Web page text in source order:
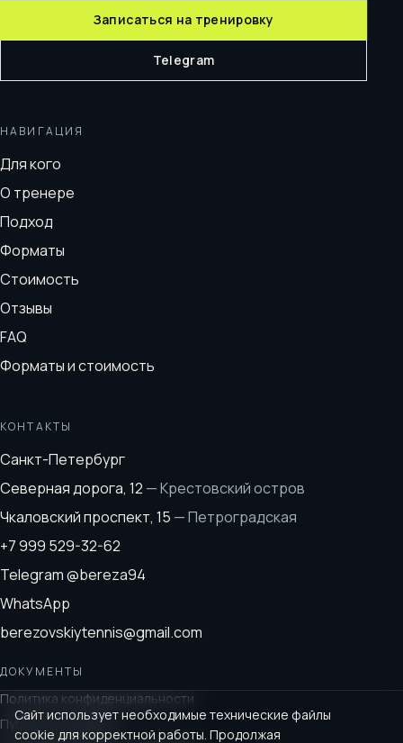
Записаться на тренировку
Telegram
НАВИГАЦИЯ
Для кого
О тренере
Подход
Форматы
Стоимость
Отзывы
FAQ
Форматы и стоимость
КОНТАКТЫ
Санкт-Петербург
Северная дорога, 12 —Крестовский остров
Чкаловский проспект, 15 —Петроградская
+7 999 529-32-62
Telegram@bereza94
WhatsApp
berezovskiytennis@gmail.com
ДОКУМЕНТЫ
Политика конфиденциальности
Публичная оферта
Сайт использует необходимые технические файлы
cookie для корректной работы. Продолжая